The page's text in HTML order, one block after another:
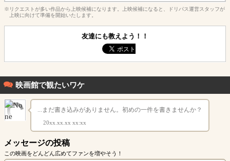
※リクエストが多い作品から上映候補になります。上映候補になると、ドリパス運営スタッフが
上映に向けて準備を開始いたします。
友達にも教えよう！！
映画館で観たいワケ
...まだ書き込みがありません。初めの一件を書きませんか？
20xx.xx.xx xx:xx
メッセージの投稿
この映画をどんどん広めてファンを増やそう！